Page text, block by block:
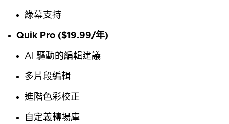
綠幕支持
Quik Pro ($19.99/年)
AI 驅動的編輯建議
多片段編輯
進階色彩校正
自定義轉場庫